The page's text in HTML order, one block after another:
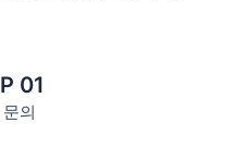
01
의